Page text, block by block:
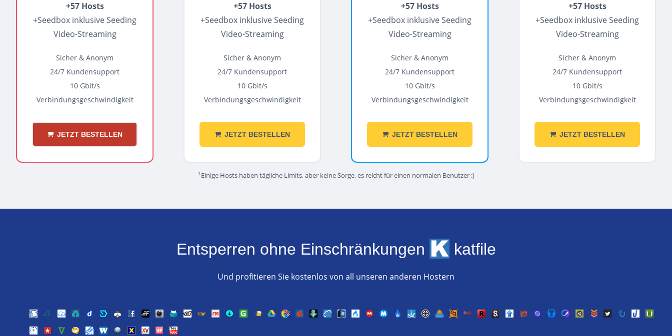
+57 Hosts
+Seedbox inklusive Seeding
Video-Streaming
Sicher & Anonym
24/7 Kundensupport
10 Gbit/s
Verbindungsgeschwindigkeit
JETZT BESTELLEN
+57 Hosts
+Seedbox inklusive Seeding
Video-Streaming
Sicher & Anonym
24/7 Kundensupport
10 Gbit/s
Verbindungsgeschwindigkeit
JETZT BESTELLEN
+57 Hosts
+Seedbox inklusive Seeding
Video-Streaming
Sicher & Anonym
24/7 Kundensupport
10 Gbit/s
Verbindungsgeschwindigkeit
JETZT BESTELLEN
+57 Hosts
+Seedbox inklusive Seeding
Video-Streaming
Sicher & Anonym
24/7 Kundensupport
10 Gbit/s
Verbindungsgeschwindigkeit
JETZT BESTELLEN
1 Einige Hosts haben tägliche Limits, aber keine Sorge, es reicht für einen normalen Benutzer :)
Entsperren ohne Einschränkungen katfile
Und profitieren Sie kostenlos von all unseren anderen Hostern